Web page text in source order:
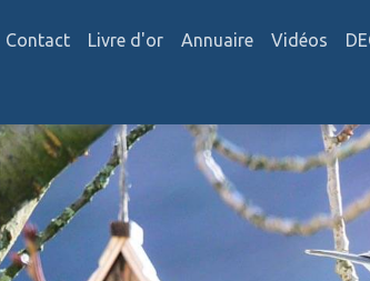
Contact Livre d'or Annuaire Vidéos